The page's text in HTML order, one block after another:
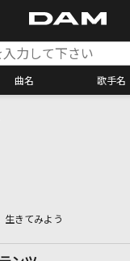
曲名 歌手名
生きてみよう